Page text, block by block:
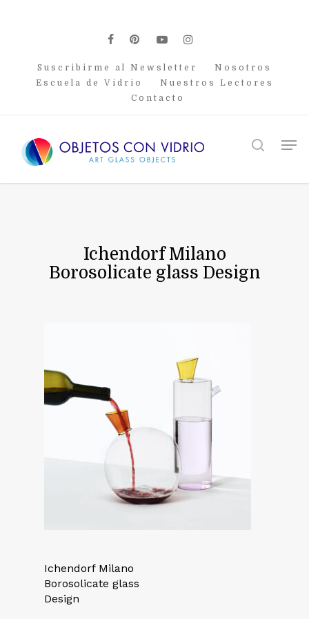
facebook
pinterest
youtubeinstagram
Suscribirme al Newsletter
Nosotros
Escuela de Vidrio
Nuestros Lectores
Contacto
search
Ichendorf Milano
Borosolicate glass Design
Ichendorf Milano
Borosolicate glass
Design